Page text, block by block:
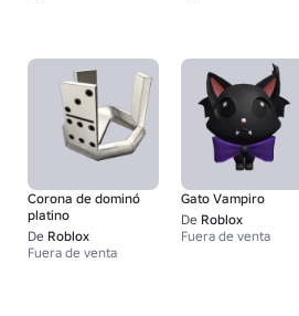
Corona de dominó
platino
De Roblox
Fuera de venta
Gato Vampiro
De Roblox
Fuera de venta